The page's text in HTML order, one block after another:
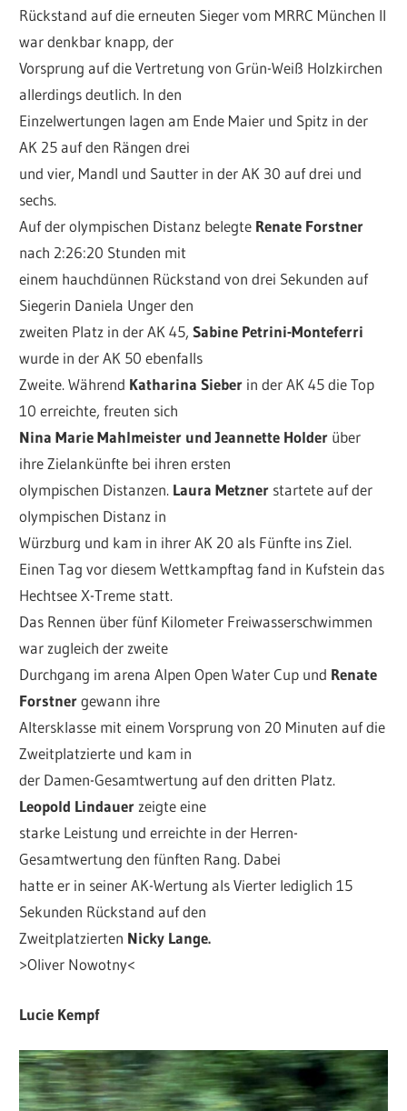
Rückstand auf die erneuten Sieger vom MRRC München II
war denkbar knapp, der
Vorsprung auf die Vertretung von Grün-Weiß Holzkirchen
allerdings deutlich. In den
Einzelwertungen lagen am Ende Maier und Spitz in der
AK 25 auf den Rängen drei
und vier, Mandl und Sautter in der AK 30 auf drei und
sechs.
Auf der olympischen Distanz belegte Renate Forstner
nach 2:26:20 Stunden mit
einem hauchdünnen Rückstand von drei Sekunden auf
Siegerin Daniela Unger den
zweiten Platz in der AK 45,Sabine Petrini-Monteferri
wurde in der AK 50 ebenfalls
Zweite. Während Katharina Sieber in der AK 45 die Top
10 erreichte, freuten sich
Nina Marie Mahlmeister und Jeannette Holder über
ihre Zielankünfte bei ihren ersten
olympischen Distanzen. Laura Metzner startete auf der
olympischen Distanz in
Würzburg und kam in ihrer AK 20 als Fünfte ins Ziel.
Einen Tag vor diesem Wettkampftag fand in Kufstein das
Hechtsee X-Treme statt.
Das Rennen über fünf Kilometer Freiwasserschwimmen
war zugleich der zweite
Durchgang im arena Alpen Open Water Cup und Renate
Forstnergewann ihre
Altersklasse mit einem Vorsprung von 20 Minuten auf die
Zweitplatzierte und kam in
der Damen-Gesamtwertung auf den dritten Platz.
Leopold Lindauer zeigte eine
starke Leistung und erreichte in der Herren-
Gesamtwertung den fünften Rang. Dabei
hatte er in seiner AK-Wertung als Vierter lediglich 15
Sekunden Rückstand auf den
Zweitplatzierten Nicky Lange.
>Oliver Nowotny<
Lucie Kempf